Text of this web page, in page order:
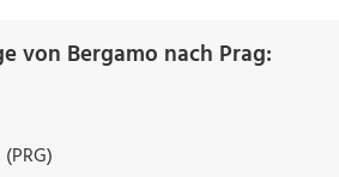
von Bergamo nach Prag: